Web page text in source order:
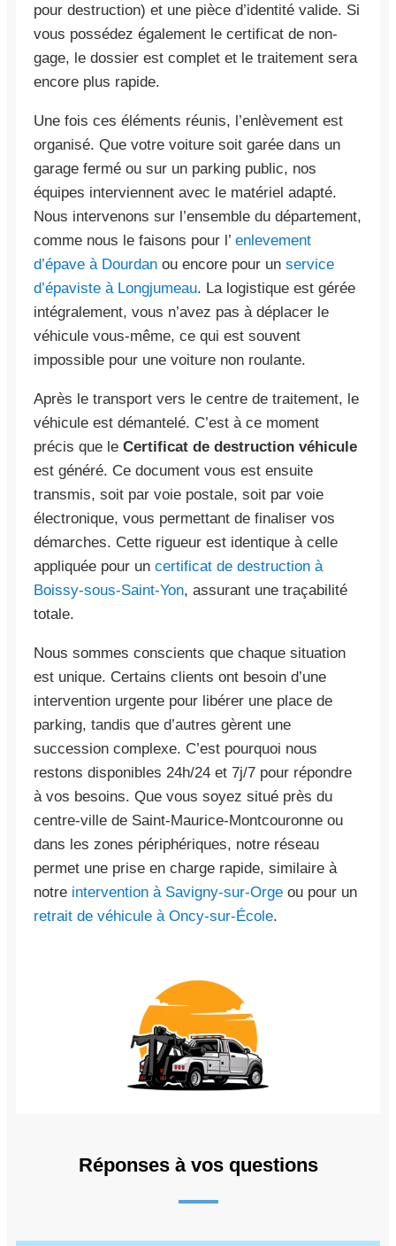
pour destruction) et une pièce d’identité valide. Si
vous possédez également le certificat de non-
gage, le dossier est complet et le traitement sera
encore plus rapide.
Une fois ces éléments réunis, l’enlèvement est
organisé. Que votre voiture soit garée dans un
garage fermé ou sur un parking public, nos
équipes interviennent avec le matériel adapté.
Nous intervenons sur l’ensemble du département,
comme nous le faisons pour l’ enlevement
d’épave à Dourdan ou encore pour un service
d’épaviste à Longjumeau. La logistique est gérée
intégralement, vous n’avez pas à déplacer le
véhicule vous-même, ce qui est souvent
impossible pour une voiture non roulante.
Après le transport vers le centre de traitement, le
véhicule est démantelé. C’est à ce moment
précis que le Certificat de destruction véhicule
est généré. Ce document vous est ensuite
transmis, soit par voie postale, soit par voie
électronique, vous permettant de finaliser vos
démarches. Cette rigueur est identique à celle
appliquée pour un certificat de destruction à
Boissy-sous-Saint-Yon, assurant une traçabilité
totale.
Nous sommes conscients que chaque situation
est unique. Certains clients ont besoin d’une
intervention urgente pour libérer une place de
parking, tandis que d’autres gèrent une
succession complexe. C’est pourquoi nous
restons disponibles 24h/24 et 7j/7 pour répondre
à vos besoins. Que vous soyez situé près du
centre-ville de Saint-Maurice-Montcouronne ou
dans les zones périphériques, notre réseau
permet une prise en charge rapide, similaire à
notre intervention à Savigny-sur-Orge ou pour un
retrait de véhicule à Oncy-sur-École.
Réponses à vos questions